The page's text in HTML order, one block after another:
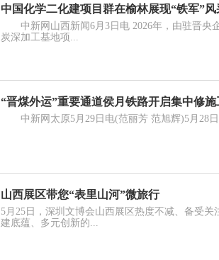
中国化学二化建项目群在榆林展现“铁军”风
中新网山西新闻6月3日电 2026年，由驻晋央
炭深加工基地项...
“晋煤外运”重要通道侯月铁路开启集中修施
中新网太原5月29日电(范丽芳 范旭辉)5月28日
山西展区带您“表里山河”微旅行
5月25日，深圳文博会山西展区热度不减、备受
建底蕴、多元创新的...